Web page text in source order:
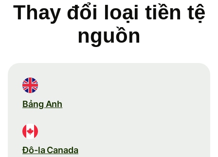
Thay đổi loại tiền tệ
nguồn
Bảng Anh
Đô-la Canada